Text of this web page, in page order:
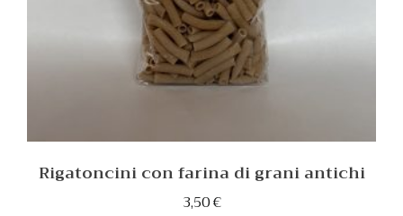
Rigatoncini con farina di grani antichi
3,50€